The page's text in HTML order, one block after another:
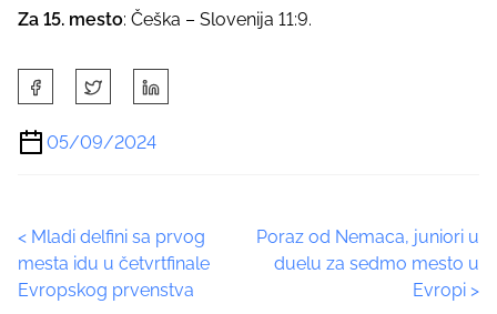
Za 15. mesto: Češka – Slovenija 11:9.
h
a
r
h
i
s
05/09/2024
P
o
< Mladi delfini sa prvog
mesta idu u četvrtfinale
Evropskog prvenstva
Poraz od Nemaca, juniori u
duelu za sedmo mesto u
Evropi >